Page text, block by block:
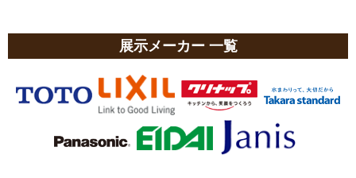
展示メーカー 一覧